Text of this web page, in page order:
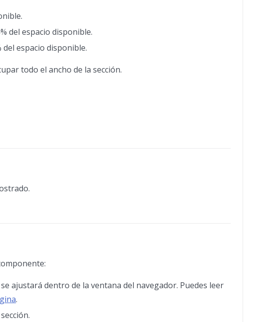
del espacio disponible.
espacio disponible.
todo el ancho de la sección.
ajustará dentro de la ventana del navegador. Puedes leer
.